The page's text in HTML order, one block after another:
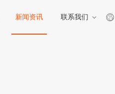
新闻资讯 联系我们